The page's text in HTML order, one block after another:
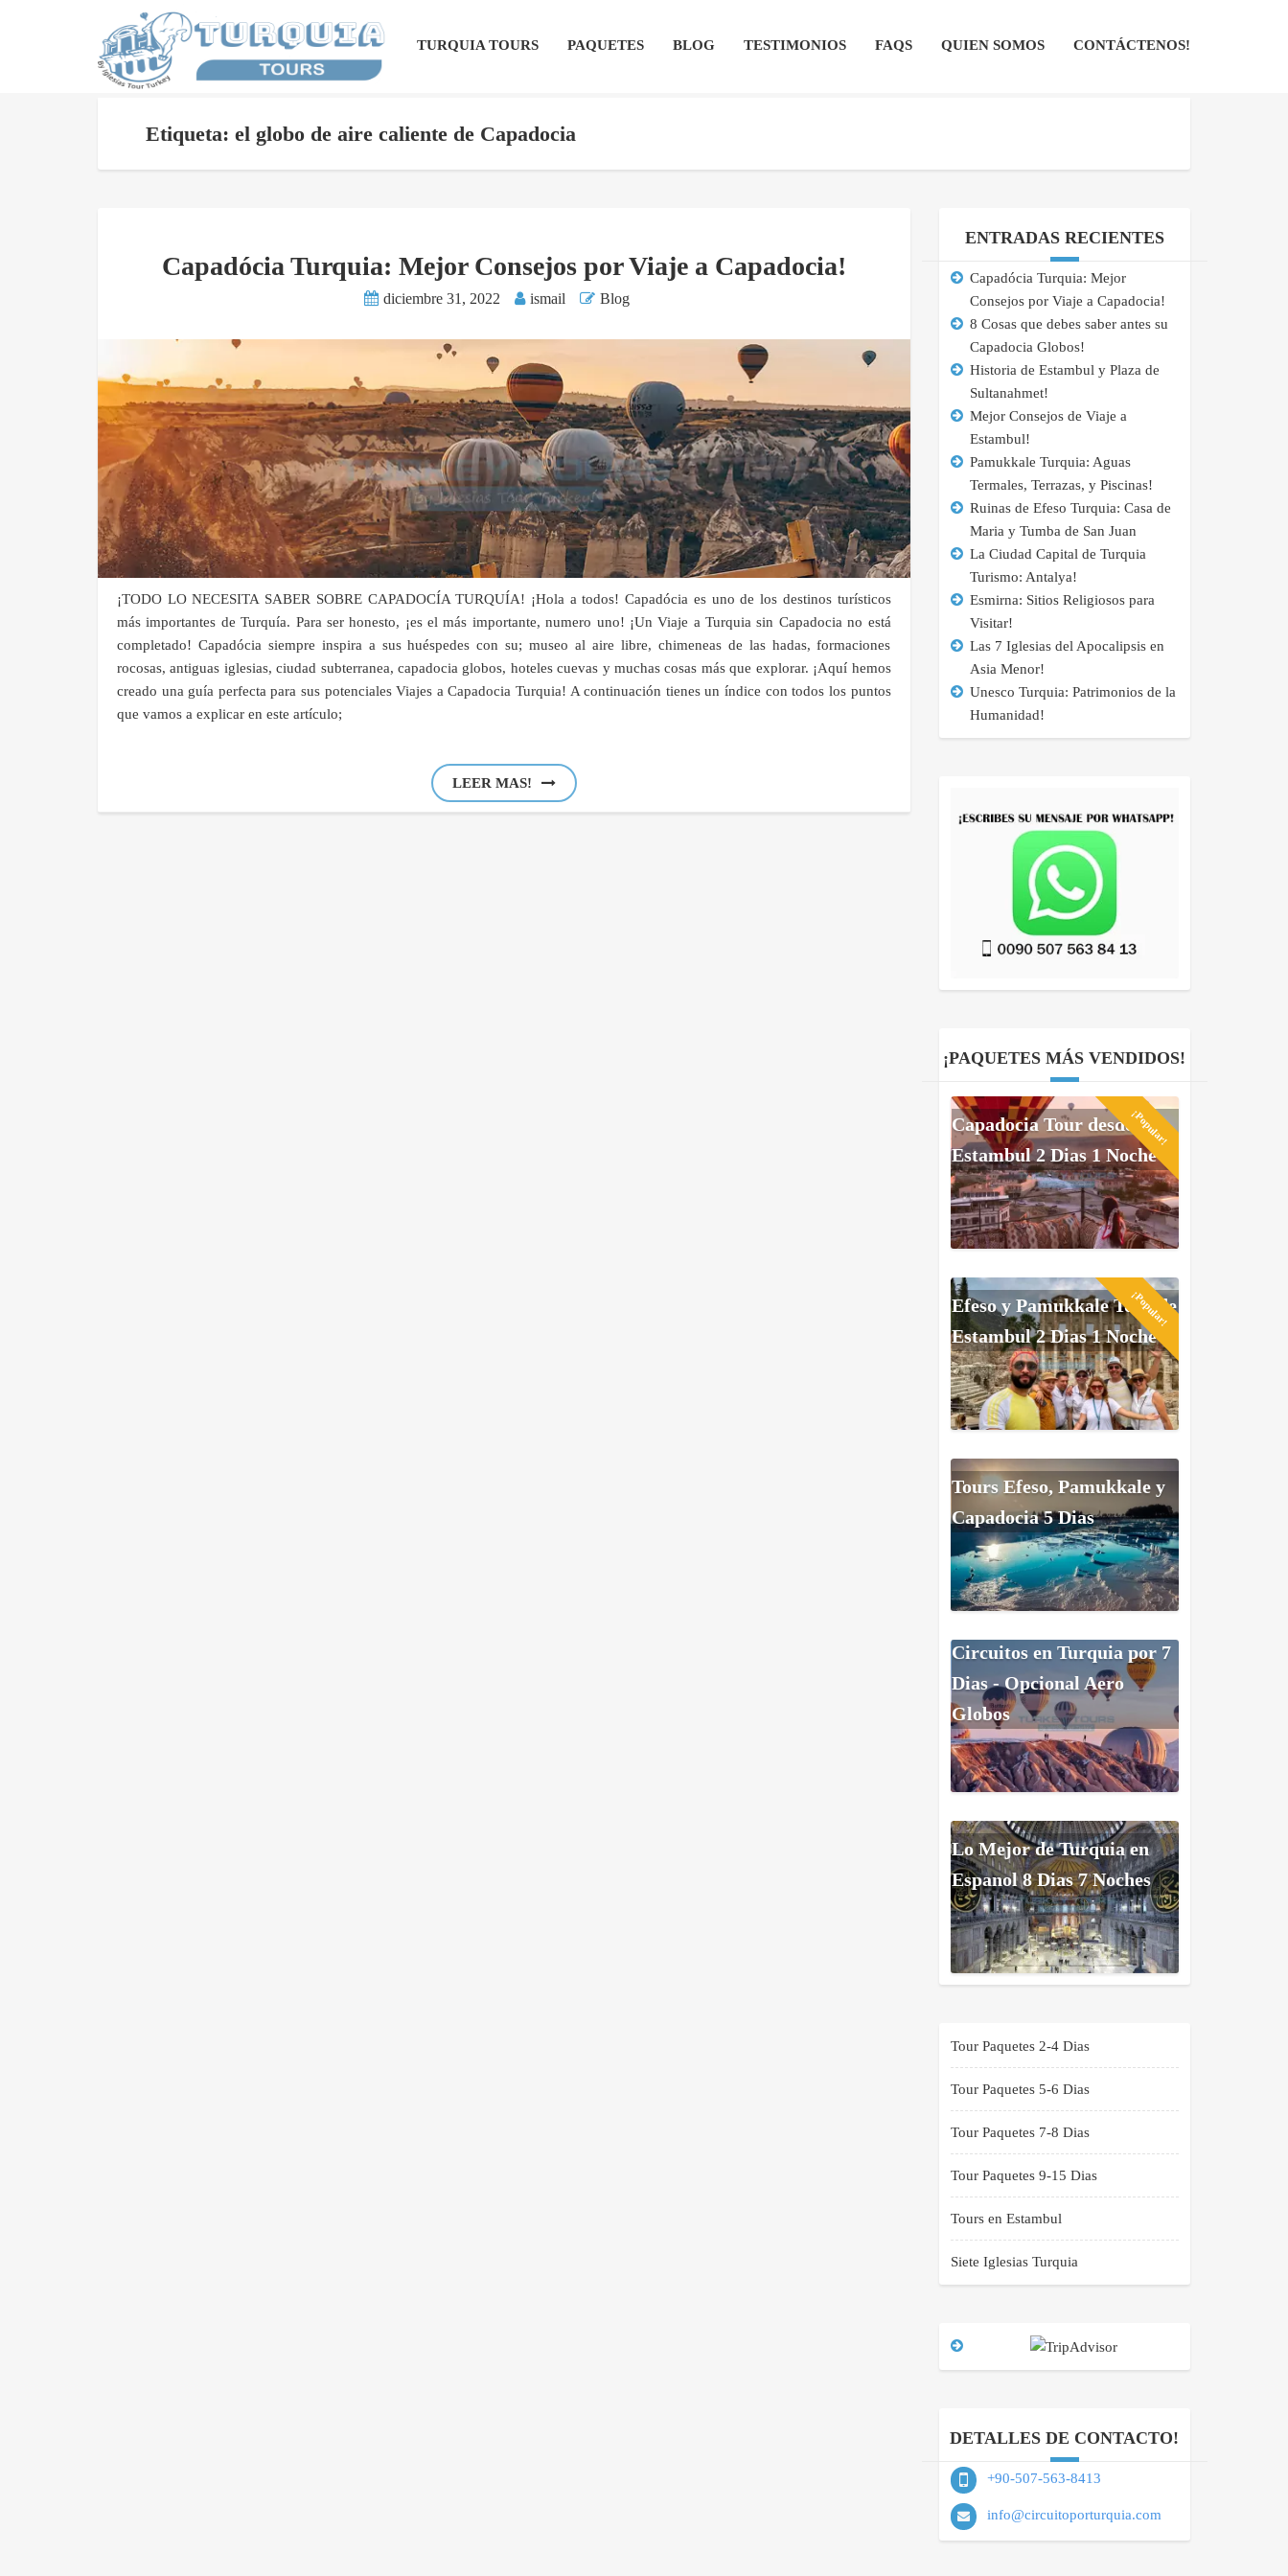
TURQUIA TOURS PAQUETES BLOG TESTIMONIOS FAQS QUIEN SOMOS CONTÁCTENOS!
Etiqueta: el globo de aire caliente de Capadocia
Capadócia Turquia: Mejor Consejos por Viaje a Capadocia!
diciembre 31, 2022 ismail Blog
¡TODO LO NECESITA SABER SOBRE CAPADOCÍA TURQUÍA! ¡Hola a todos! Capadócia es uno de los destinos turísticos
más importantes de Turquía. Para ser honesto, ¡es el más importante, numero uno! ¡Un Viaje a Turquia sin Capadocia no está
completado! Capadócia siempre inspira a sus huéspedes con su; museo al aire libre, chimeneas de las hadas, formaciones
rocosas, antiguas iglesias, ciudad subterranea, capadocia globos, hoteles cuevas y muchas cosas más que explorar. ¡Aquí hemos
creado una guía perfecta para sus potenciales Viajes a Capadocia Turquia! A continuación tienes un índice con todos los puntos
que vamos a explicar en este artículo;
LEER MAS!
ENTRADAS RECIENTES
Capadócia Turquia: Mejor
Consejos por Viaje a Capadocia!
8 Cosas que debes saber antes su
Capadocia Globos!
Historia de Estambul y Plaza de
Sultanahmet!
Mejor Consejos de Viaje a
Estambul!
Pamukkale Turquia: Aguas
Termales, Terrazas, y Piscinas!
Ruinas de Efeso Turquia: Casa de
Maria y Tumba de San Juan
La Ciudad Capital de Turquia
Turismo: Antalya!
Esmirna: Sitios Religiosos para
Visitar!
Las 7 Iglesias del Apocalipsis en
Asia Menor!
Unesco Turquia: Patrimonios de la
Humanidad!
¡PAQUETES MÁS VENDIDOS!
¡Popular!
Capadocia Tour desde
Estambul 2 Dias 1 Noche
¡Popular!
Efeso y Pamukkale Tour de
Estambul 2 Dias 1 Noche
Tours Efeso, Pamukkale y
Capadocia 5 Dias
Circuitos en Turquia por 7
Dias - Opcional Aero
Globos
Lo Mejor de Turquia en
Espanol 8 Dias 7 Noches
Tour Paquetes 2-4 Dias
Tour Paquetes 5-6 Dias
Tour Paquetes 7-8 Dias
Tour Paquetes 9-15 Dias
Tours en Estambul
Siete Iglesias Turquia
DETALLES DE CONTACTO!
+90-507-563-8413
info@circuitoporturquia.com